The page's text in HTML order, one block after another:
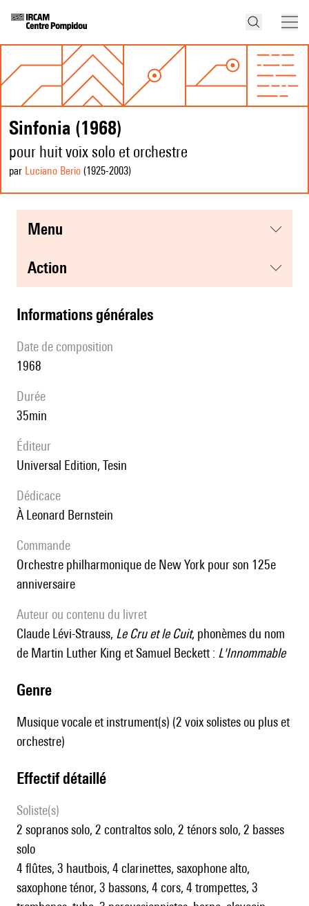
Sinfonia (1968)
pour huit voix solo et orchestre
par Luciano Berio (1925-2003)
menu
action
informations générales
date de composition
1968
durée
35min
éditeur
Universal Edition, Tesin
Dédicace
à Leonard Bernstein
Commande
Orchestre philharmonique de New York pour son 125e
anniversaire
Auteur ou contenu du livret
Claude Lévi-Strauss, Le Cru et le Cuit, phonèmes du nom
de Martin Luther King et Samuel Beckett : L'Innommable
genre
Musique vocale et instrument(s) (2 voix solistes ou plus et
orchestre)
effectif détaillé
Soliste(s)
2 sopranos solo, 2 contraltos solo, 2 ténors solo, 2 basses
solo
4 flûtes, 3 hautbois, 4 clarinettes, saxophone alto,
saxophone ténor, 3 bassons, 4 cors, 4 trompettes, 3